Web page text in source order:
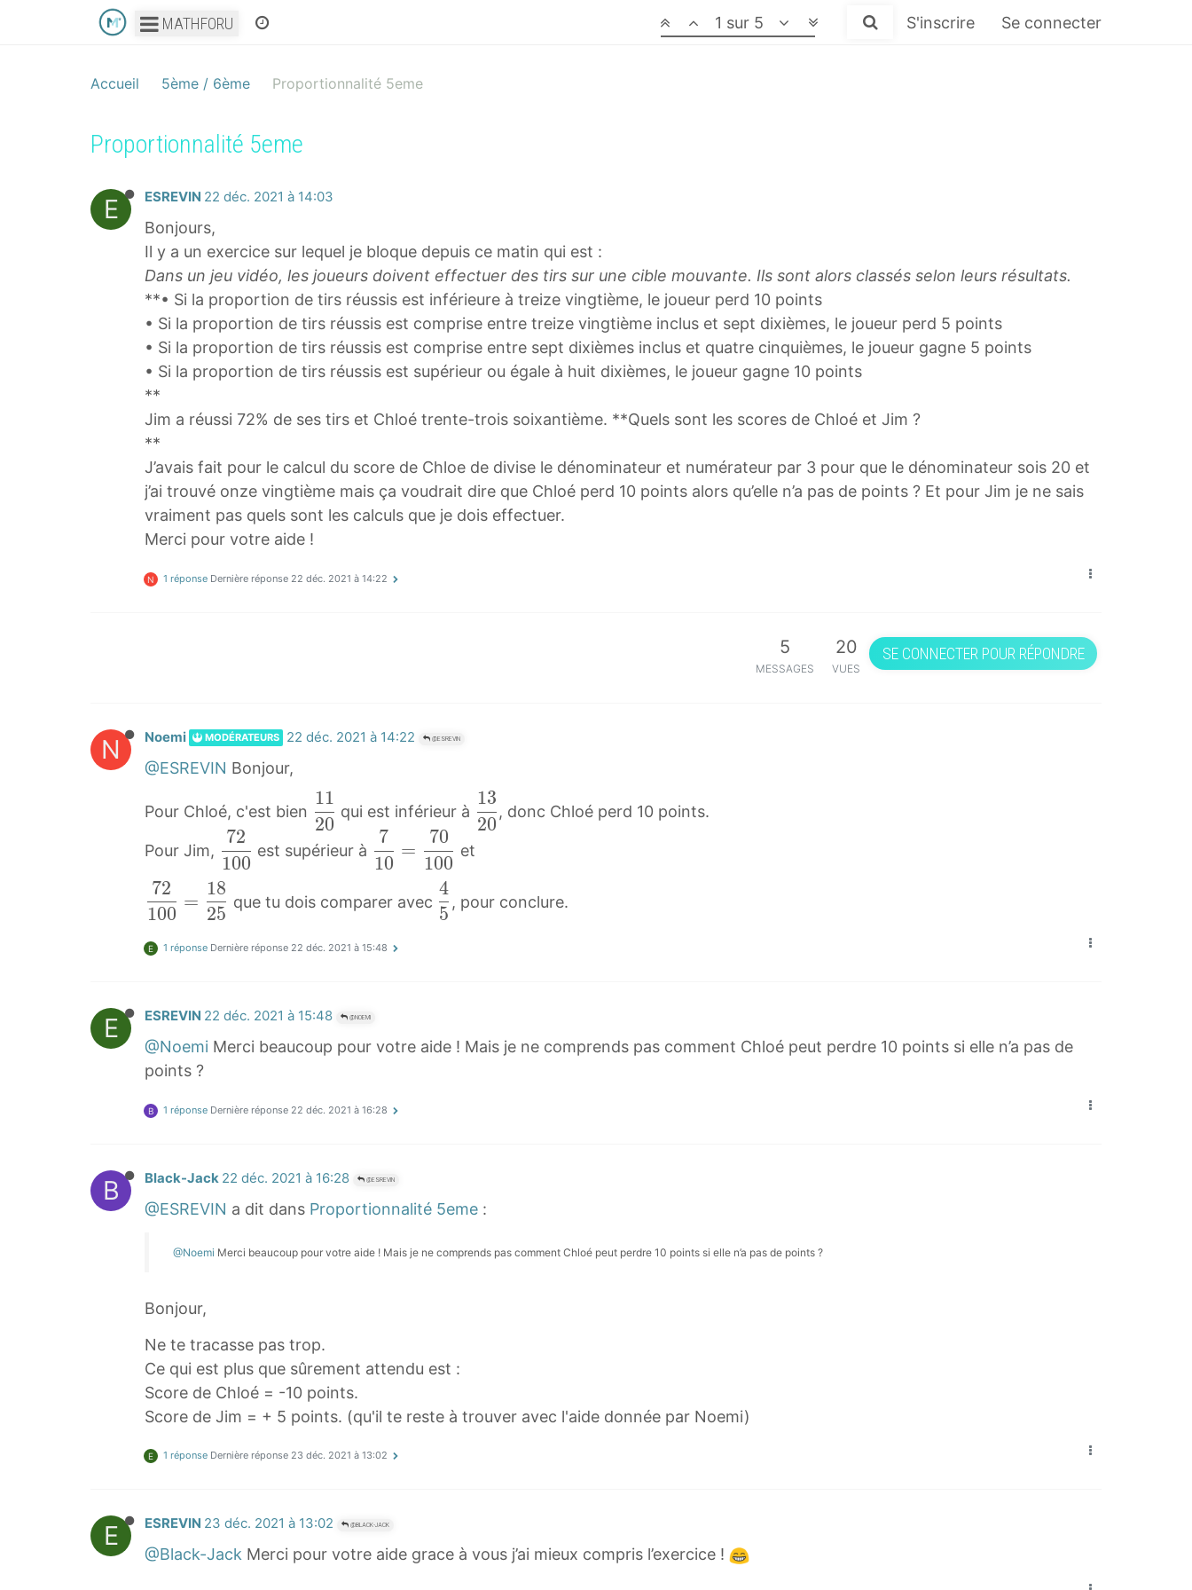
MATHFORU S'inscrire Se connecter
1 sur 5
Accueil 5ème / 6ème Proportionnalité 5eme
Proportionnalité 5eme
E ESREVIN 22 déc. 2021 à 14:03
Bonjours,
Il y a un exercice sur lequel je bloque depuis ce matin qui est :
Dans un jeu vidéo, les joueurs doivent effectuer des tirs sur une cible mouvante. Ils sont alors classés selon leurs résultats.
**• Si la proportion de tirs réussis est inférieure à treize vingtième, le joueur perd 10 points
• Si la proportion de tirs réussis est comprise entre treize vingtième inclus et sept dixièmes, le joueur perd 5 points
• Si la proportion de tirs réussis est comprise entre sept dixièmes inclus et quatre cinquièmes, le joueur gagne 5 points
• Si la proportion de tirs réussis est supérieur ou égale à huit dixièmes, le joueur gagne 10 points
**
Jim a réussi 72% de ses tirs et Chloé trente-trois soixantième. **Quels sont les scores de Chloé et Jim ?
**
J’avais fait pour le calcul du score de Chloe de divise le dénominateur et numérateur par 3 pour que le dénominateur sois 20 et
j’ai trouvé onze vingtième mais ça voudrait dire que Chloé perd 10 points alors qu’elle n’a pas de points ? Et pour Jim je ne sais
vraiment pas quels sont les calculs que je dois effectuer.
Merci pour votre aide !
N 1 réponse Dernière réponse 22 déc. 2021 à 14:22
5
MESSAGES
20
VUES
SE CONNECTER POUR RÉPONDRE
N Noemi MODÉRATEURS 22 déc. 2021 à 14:22 @ESREVIN
@ESREVIN Bonjour,
Pour Chloé, c'est bien 1
1
2
\
f
c
1
}
0
20
11
qui est inférieur à 1
3
\
1
20
13
, donc Chloé perd 10 points.
Pour Jim,
7
2
1
0
\
r
a
7
{
1
0
100
72
est supérieur à
7
1
=
0
\
r
{
7
{
\
f
a
7
0
10
7
=
100
70
et
7
2
1
0
=
8
2
5
\
f
a
2
{
1
0
0
}
=
d
r
100
72
=
25
18
que tu dois comparer avec 4
5
c
5
4
, pour conclure.
E 1 réponse Dernière réponse 22 déc. 2021 à 15:48
E ESREVIN 22 déc. 2021 à 15:48 @NOEMI
@Noemi Merci beaucoup pour votre aide ! Mais je ne comprends pas comment Chloé peut perdre 10 points si elle n’a pas de
points ?
B 1 réponse Dernière réponse 22 déc. 2021 à 16:28
B Black-Jack 22 déc. 2021 à 16:28 @ESREVIN
@ESREVIN a dit dans Proportionnalité 5eme :
@Noemi Merci beaucoup pour votre aide ! Mais je ne comprends pas comment Chloé peut perdre 10 points si elle n’a pas de points ?
Bonjour,
Ne te tracasse pas trop.
Ce qui est plus que sûrement attendu est :
Score de Chloé = -10 points.
Score de Jim = + 5 points. (qu'il te reste à trouver avec l'aide donnée par Noemi)
E 1 réponse Dernière réponse 23 déc. 2021 à 13:02
E ESREVIN 23 déc. 2021 à 13:02 @BLACK-JACK
@Black-Jack Merci pour votre aide grace à vous j’ai mieux compris l’exercice !